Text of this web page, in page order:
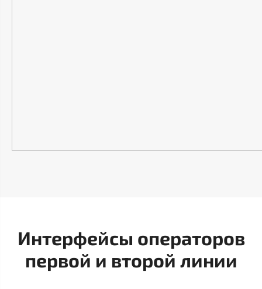
Интерфейсы операторов
первой и второй линии